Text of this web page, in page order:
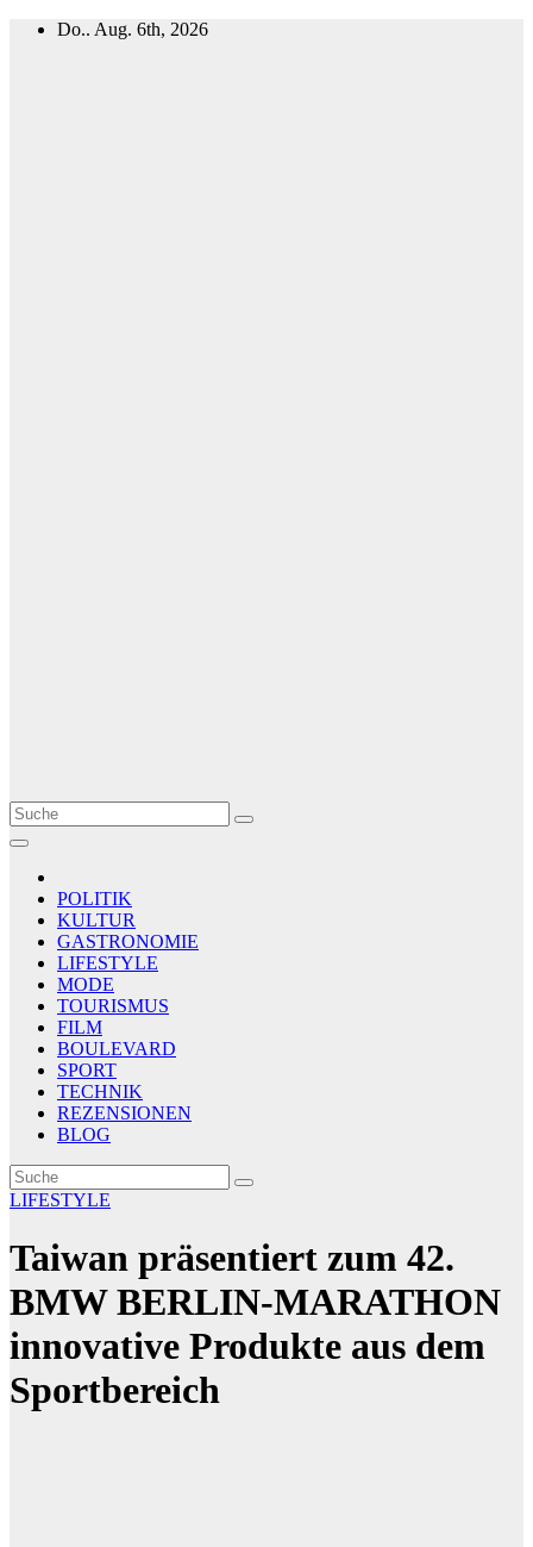
Zum
Do.. Aug. 6th, 2026
Le Matin
AGENCE DE PRESSE
POLITIK
KULTUR
GASTRONOMIE
LIFESTYLE
MODE
TOURISMUS
FILM
BOULEVARD
SPORT
TECHNIK
REZENSIONEN
BLOG
LIFESTYLE
Taiwan präsentiert zum 42.
BMW BERLIN-MARATHON
innovative Produkte aus dem
Sportbereich